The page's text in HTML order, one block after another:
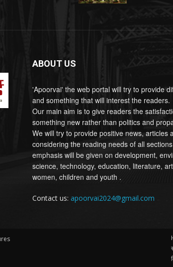
ABOUT US
'Apoorvai' the web portal will try to provide
and something that will interest the readers.
Our main aim is to give readers the
something new rather than politics and
We will try to provide positive news, articles
considering the reading needs of all
emphasis will be given on development,
science, technology, education, literature,
women, children and youth .
Contact us: apoorvai2024@gmail.com